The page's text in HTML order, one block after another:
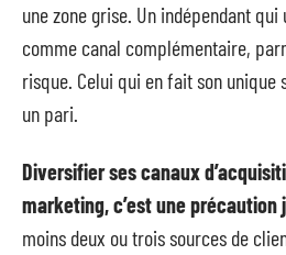
une zone grise. Un indépendant
comme canal complémentaire,
risque. Celui qui en fait son unique
un pari.
Diversifier ses canaux
marketing, c’est une précaution
moins deux ou trois sources de